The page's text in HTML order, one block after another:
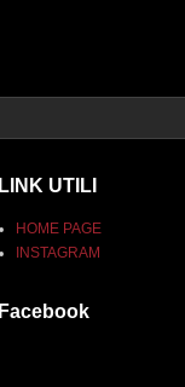
LINK UTILI
HOME PAGE
INSTAGRAM
Facebook